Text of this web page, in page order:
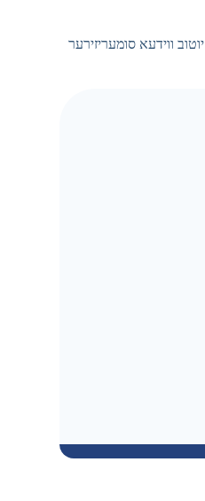
יוטוב ווידעא סומעריזירער